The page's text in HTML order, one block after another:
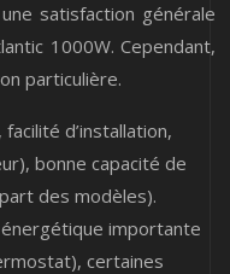
satisfaction générale
1000W. Cependant,
particulière.
d’installation,
bonne capacité de
des modèles).
importante
certaines